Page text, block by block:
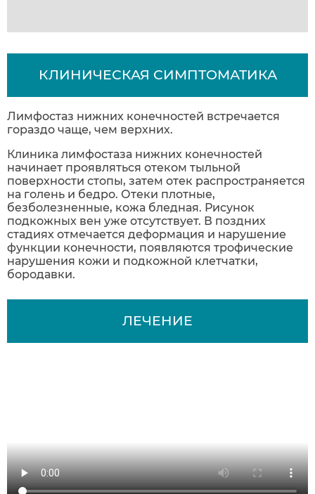
КЛИНИЧЕСКАЯ СИМПТОМАТИКА
Лимфостаз нижних конечностей встречается
гораздо чаще, чем верхних.
Клиника лимфостаза нижних конечностей
начинает проявляться отеком тыльной
поверхности стопы, затем отек распространяется
на голень и бедро. Отеки плотные,
безболезненные, кожа бледная. Рисунок
подкожных вен уже отсутствует. В поздних
стадиях отмечается деформация и нарушение
функции конечности, появляются трофические
нарушения кожи и подкожной клетчатки,
бородавки.
ЛЕЧЕНИЕ